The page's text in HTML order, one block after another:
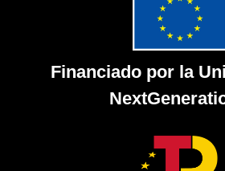
Financiado por la